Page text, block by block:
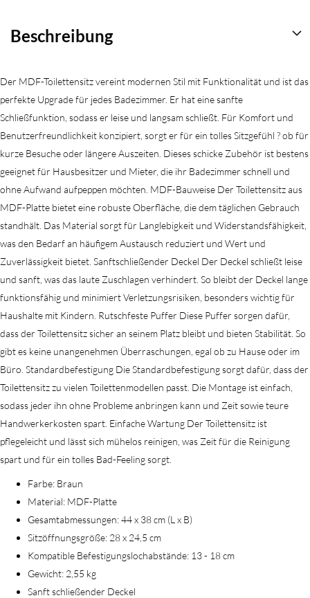
Beschreibung
Der MDF-Toilettensitz vereint modernen Stil mit Funktionalität und ist das
perfekte Upgrade für jedes Badezimmer. Er hat eine sanfte
Schließfunktion, sodass er leise und langsam schließt. Für Komfort und
Benutzerfreundlichkeit konzipiert, sorgt er für ein tolles Sitzgefühl ? ob für
kurze Besuche oder längere Auszeiten. Dieses schicke Zubehör ist bestens
geeignet für Hausbesitzer und Mieter, die ihr Badezimmer schnell und
ohne Aufwand aufpeppen möchten. MDF-Bauweise Der Toilettensitz aus
MDF-Platte bietet eine robuste Oberfläche, die dem täglichen Gebrauch
standhält. Das Material sorgt für Langlebigkeit und Widerstandsfähigkeit,
was den Bedarf an häufigem Austausch reduziert und Wert und
Zuverlässigkeit bietet. Sanftschließender Deckel Der Deckel schließt leise
und sanft, was das laute Zuschlagen verhindert. So bleibt der Deckel lange
funktionsfähig und minimiert Verletzungsrisiken, besonders wichtig für
Haushalte mit Kindern. Rutschfeste Puffer Diese Puffer sorgen dafür,
dass der Toilettensitz sicher an seinem Platz bleibt und bieten Stabilität. So
gibt es keine unangenehmen Überraschungen, egal ob zu Hause oder im
Büro. Standardbefestigung Die Standardbefestigung sorgt dafür, dass der
Toilettensitz zu vielen Toilettenmodellen passt. Die Montage ist einfach,
sodass jeder ihn ohne Probleme anbringen kann und Zeit sowie teure
Handwerkerkosten spart. Einfache Wartung Der Toilettensitz ist
pflegeleicht und lässt sich mühelos reinigen, was Zeit für die Reinigung
spart und für ein tolles Bad-Feeling sorgt.
Farbe: Braun
Material: MDF-Platte
Gesamtabmessungen: 44 x 38 cm (L x B)
Sitzöffnungsgröße: 28 x 24,5 cm
Kompatible Befestigungslochabstände: 13 - 18 cm
Gewicht: 2,55 kg
Sanft schließender Deckel